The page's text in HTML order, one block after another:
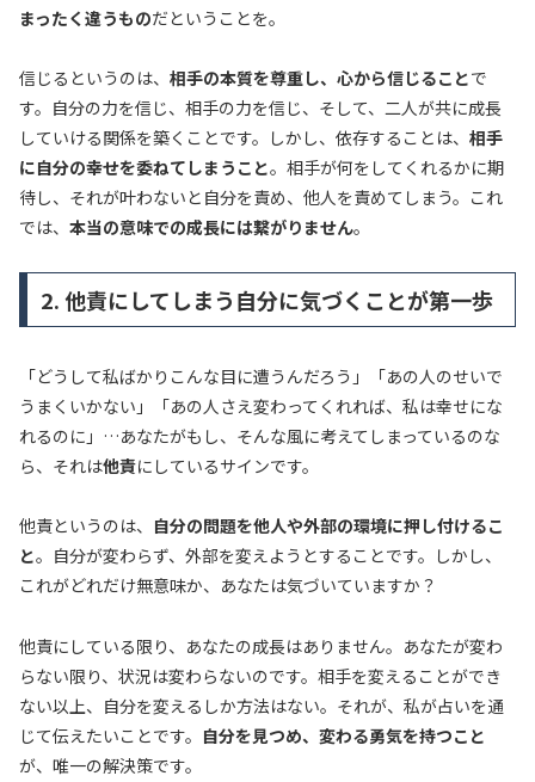
まったく違うものだということを。
信じるというのは、 相手の本質を尊重し、心から信じることで
す。自分の力を信じ、相手の力を信じ、そして、二人が共に成長
していける関係を築くことです。しかし、依存することは、 相手
に自分の幸せを委ねてしまうこと。相手が何をしてくれるかに期
待し、それが叶わないと自分を責め、他人を責めてしまう。これ
では、 本当の意味での成長には繋がりません。
2. 他責にしてしまう自分に気づくことが第一歩
「どうして私ばかりこんな目に遭うんだろう」「あの人のせいで
うまくいかない」「あの人さえ変わってくれれば、私は幸せにな
れるのに」…あなたがもし、そんな風に考えてしまっているのな
ら、それは他責にしているサインです。
他責というのは、 自分の問題を他人や外部の環境に押し付けるこ
と。自分が変わらず、外部を変えようとすることです。しかし、
これがどれだけ無意味か、あなたは気づいていますか？
他責にしている限り、あなたの成長はありません。あなたが変わ
らない限り、状況は変わらないのです。相手を変えることができ
ない以上、自分を変えるしか方法はない。それが、私が占いを通
じて伝えたいことです。 自分を見つめ、変わる勇気を持つこと
が、唯一の解決策です。